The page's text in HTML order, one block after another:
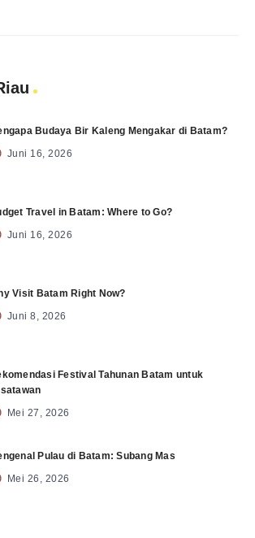
Budaya Bir Kaleng Mengakar di Batam?
Juni 16, 2026
Travel in Batam: Where to Go?
Juni 16, 2026
Visit Batam Right Now?
Juni 8, 2026
Festival Tahunan Batam untuk
Mei 27, 2026
Pulau di Batam: Subang Mas
Mei 26, 2026